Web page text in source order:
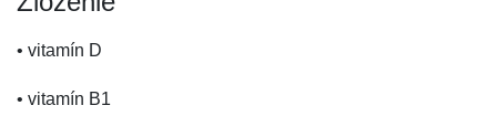
• vitamín D
• vitamín B1